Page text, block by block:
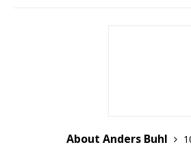
About Anders Buhl